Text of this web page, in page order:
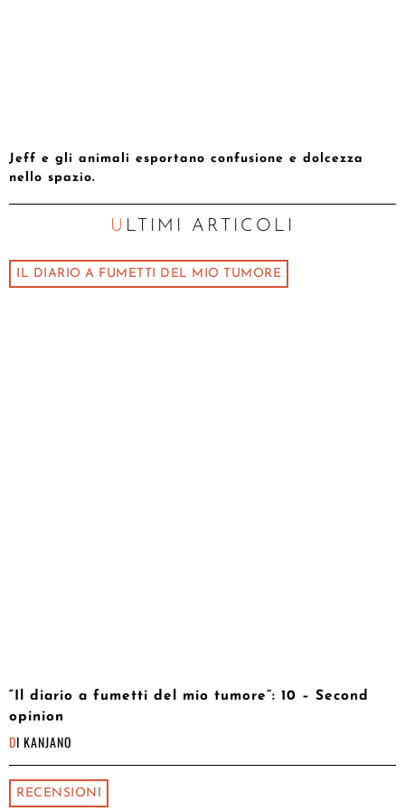
Jeff e gli animali esportano confusione e dolcezza
nello spazio.
ULTIMI ARTICOLI
IL DIARIO A FUMETTI DEL MIO TUMORE
“Il diario a fumetti del mio tumore”: 10 – Second
opinion
DI KANJANO
RECENSIONI